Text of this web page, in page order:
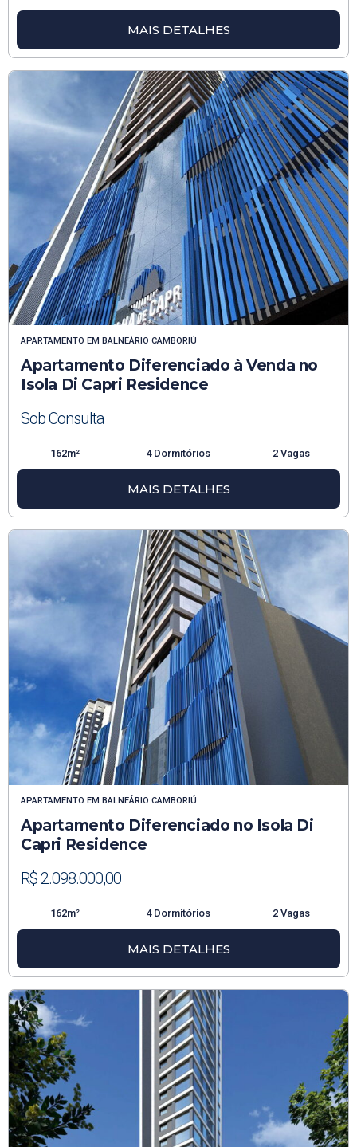
MAIS DETALHES
APARTAMENTO EM BALNEÁRIO CAMBORIÚ
Apartamento Diferenciado à Venda no
Isola Di Capri Residence
Sob Consulta
162m² 4 Dormitórios 2 Vagas
MAIS DETALHES
APARTAMENTO EM BALNEÁRIO CAMBORIÚ
Apartamento Diferenciado no Isola Di
Capri Residence
R$ 2.098.000,00
162m² 4 Dormitórios 2 Vagas
MAIS DETALHES